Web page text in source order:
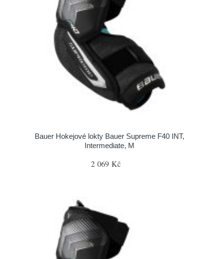
Bauer Hokejové lokty Bauer Supreme F40 INT,
Intermediate, M
2 069 Kč